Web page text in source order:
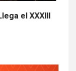
el XXXIII